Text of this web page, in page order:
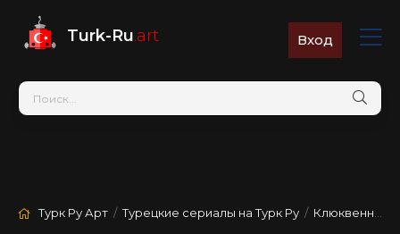
Turk-Ru.art Вход
Турк Ру Арт /Турецкие сериалы на Турк Ру / Клюквенный щербет